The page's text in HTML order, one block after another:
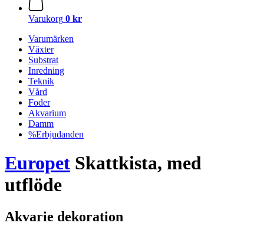
Varukorg 0 kr
Varumärken
Växter
Substrat
Inredning
Teknik
Vård
Foder
Akvarium
Damm
%Erbjudanden
Europet Skattkista, med
utflöde
Akvarie dekoration